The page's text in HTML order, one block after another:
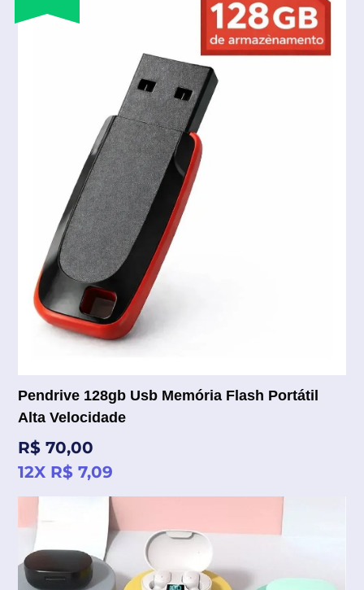
Pendrive 128gb Usb Memória Flash Portátil
Alta Velocidade
Preço
normal
R$ 70,00
12X R$ 7,09